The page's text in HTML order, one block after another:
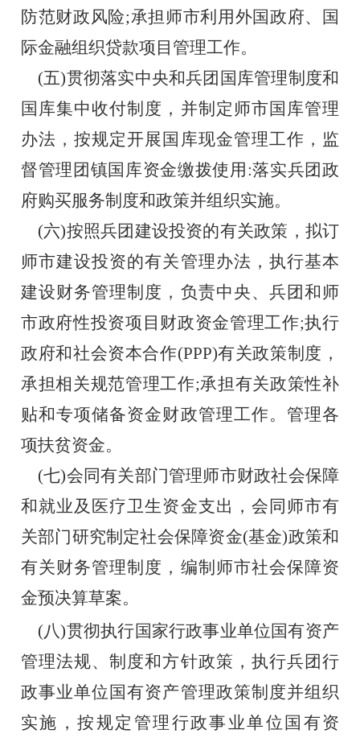
防范财政风险;承担师市利用外国政府、国
际金融组织贷款项目管理工作。
国库集中收付制度，并制定师市国库管理
办法，按规定开展国库现金管理工作，监
督管理团镇国库资金缴拨使用:落实兵团政
府购买服务制度和政策并组织实施。
师市建设投资的有关管理办法，执行基本
建设财务管理制度，负责中央、兵团和师
市政府性投资项目财政资金管理工作;执行
政府和社会资本合作(PPP)有关政策制度，
承担相关规范管理工作;承担有关政策性补
贴和专项储备资金财政管理工作。管理各
项扶贫资金。
和就业及医疗卫生资金支出，会同师市有
关部门研究制定社会保障资金(基金)政策和
有关财务管理制度，编制师市社会保障资
金预决算草案。
(八)贯彻执行国家行政事业单位国有资产
管理法规、制度和方针政策，执行兵团行
政事业单位国有资产管理政策制度并组织
实施，按规定管理行政事业单位国有资